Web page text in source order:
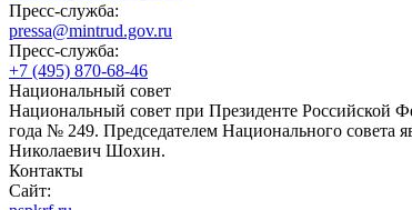
Пресс-служба:
pressa@mintrud.gov.ru
Пресс-служба:
+7 (495) 870-68-46
Национальный совет
Национальный совет при Президенте Российской
года № 249. Председателем Национального совета
Николаевич Шохин.
Контакты
Сайт: